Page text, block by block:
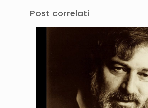
Post correlati